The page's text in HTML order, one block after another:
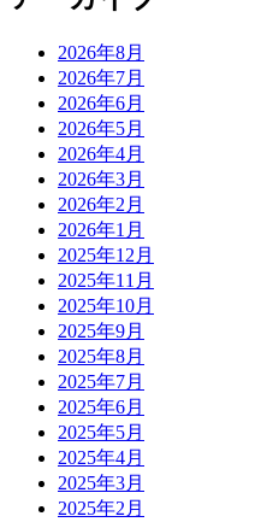
2026年8月
2026年7月
2026年6月
2026年5月
2026年4月
2026年3月
2026年2月
2026年1月
2025年12月
2025年11月
2025年10月
2025年9月
2025年8月
2025年7月
2025年6月
2025年5月
2025年4月
2025年3月
2025年2月